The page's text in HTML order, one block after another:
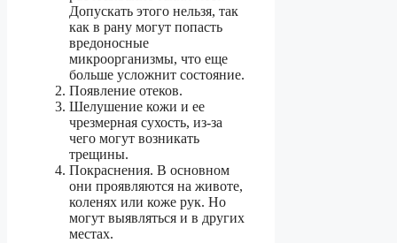
Допускать этого нельзя, так
как в рану могут попасть
вредоносные
микроорганизмы, что еще
больше усложнит состояние.
Появление отеков.
Шелушение кожи и ее
чрезмерная сухость, из-за
чего могут возникать
трещины.
Покраснения. В основном
они проявляются на животе,
коленях или коже рук. Но
могут выявляться и в других
местах.